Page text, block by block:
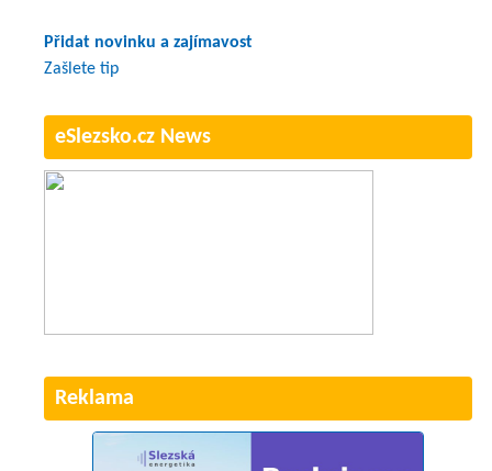
Přidat novinku a zajímavost
Zašlete tip
eSlezsko.cz News
Reklama